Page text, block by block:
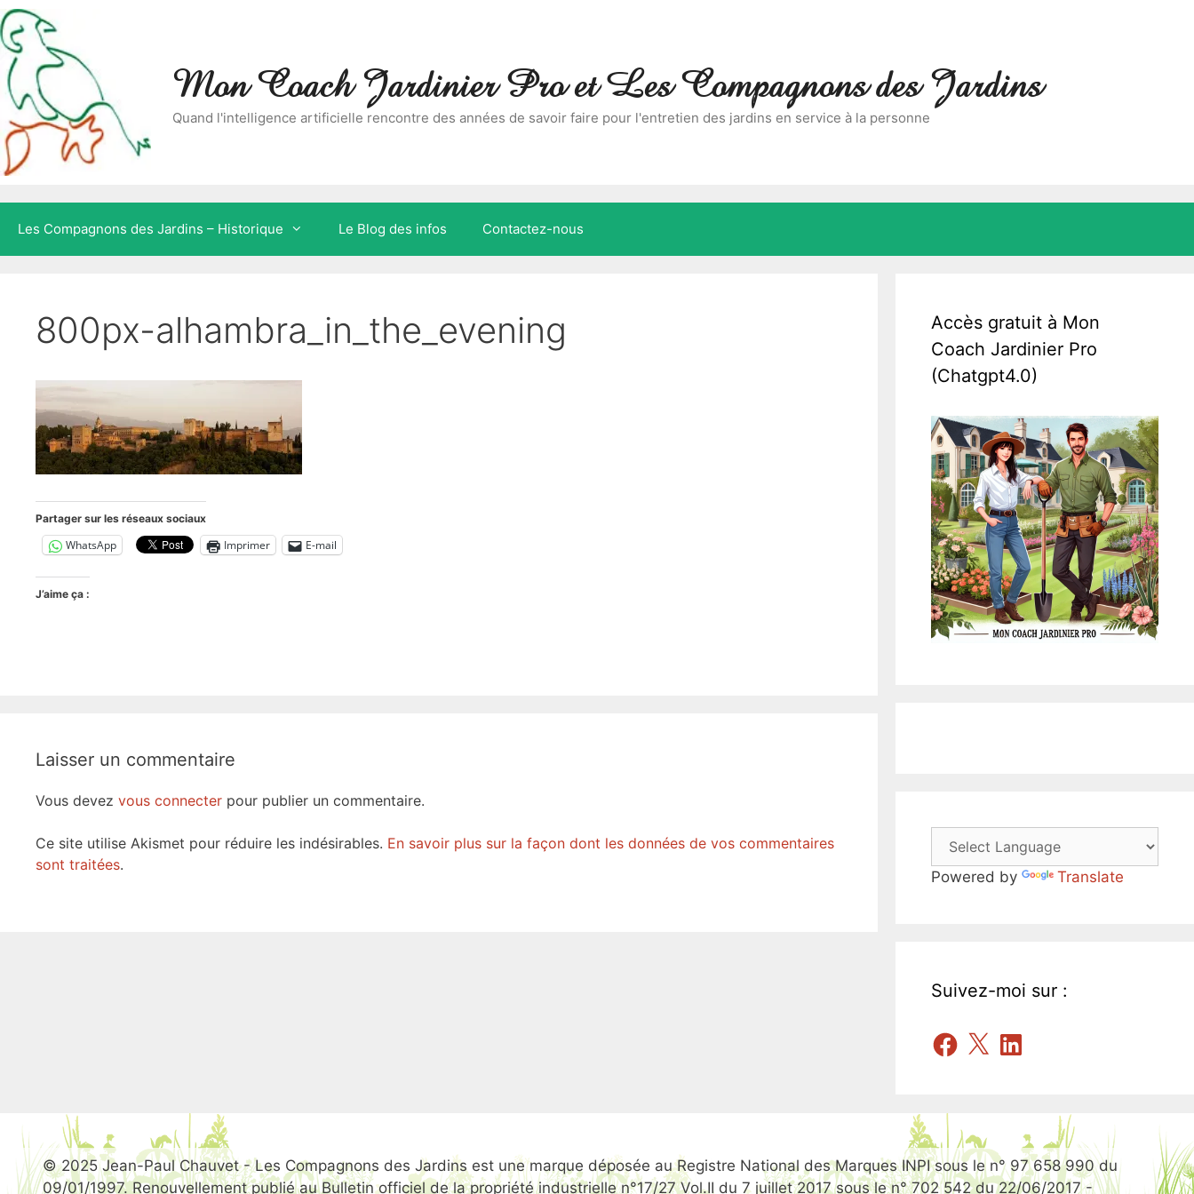
Aller
au
contenu
Skip
to
content
Mon Coach Jardinier Pro et Les Compagnons des Jardins
Quand l'intelligence artificielle rencontre des années de savoir faire pour l'entretien des jardins en service à la personne
Les Compagnons des Jardins – Historique Le Blog des infos Contactez-nous
800px-alhambra_in_the_evening
Partager sur les réseaux sociaux
WhatsApp Imprimer E-mail
J’aime ça :
Laisser un commentaire
Vous devez vous connecter pour publier un commentaire.
Ce site utilise Akismet pour réduire les indésirables. En savoir plus sur la façon dont les données de vos commentaires
sont traitées.
Accès gratuit à Mon
Coach Jardinier Pro
(Chatgpt4.0)
Powered by Translate
Suivez-moi sur :
Facebook
X LinkedIn
© 2025 Jean-Paul Chauvet - Les Compagnons des Jardins est une marque déposée au Registre National des Marques INPI sous le n° 97 658 990 du
09/01/1997. Renouvellement publié au Bulletin officiel de la propriété industrielle n°17/27 Vol.II du 7 juillet 2017 sous le n° 702 542 du 22/06/2017 -